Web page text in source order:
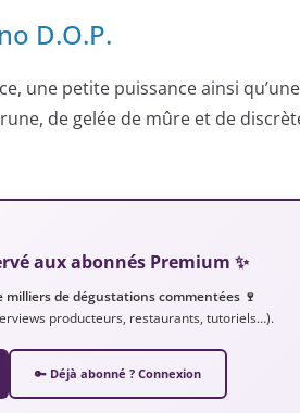
D.O.P.
une petite puissance ainsi
de gelée de mûre et de
aux abonnés Premium ✨
milliers de dégustations commentées 🍷
producteurs, restaurants, tutoriels…).
🔑 Déjà abonné ? Connexion